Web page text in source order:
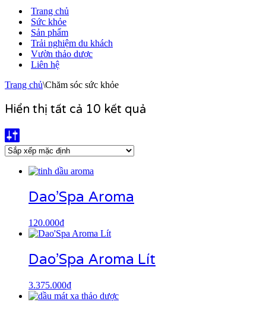
Trang chủ
Sức khỏe
Sản phẩm
Trải nghiệm du khách
Vườn thảo dược
Liên hệ
Trang chủ\Chăm sóc sức khỏe
Hiển thị tất cả 10 kết quả
Dao’Spa Aroma
120.000₫
Dao’Spa Aroma Lít
3.375.000₫